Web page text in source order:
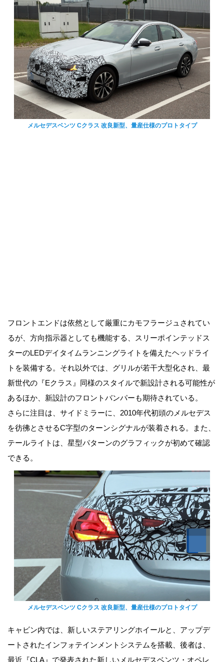
メルセデスベンツ Cクラス 改良新型、量産仕様のプロトタイプ
フロントエンドは依然として厳重にカモフラージュされてい
るが、方向指示器としても機能する、スリーポインテッドス
ターのLEDデイタイムランニングライトを備えたヘッドライ
トを装備する。それ以外では、グリルが若干大型化され、最
新世代の『Eクラス』同様のスタイルで新設計される可能性が
あるほか、新設計のフロントバンパーも期待されている。
さらに注目は、サイドミラーに、2010年代初頭のメルセデス
を彷彿とさせるC字型のターンシグナルが装着される。また、
テールライトは、星型パターンのグラフィックが初めて確認
できる。
メルセデスベンツ Cクラス 改良新型、量産仕様のプロトタイプ
キャビン内では、新しいステアリングホイールと、アップデ
ートされたインフォテインメントシステムを搭載、後者は、
最近『CLA』で発表された新しいメルセデスベンツ・オペレ